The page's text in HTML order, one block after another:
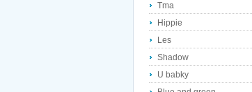
Tma
Hippie
Les
Shadow
U babky